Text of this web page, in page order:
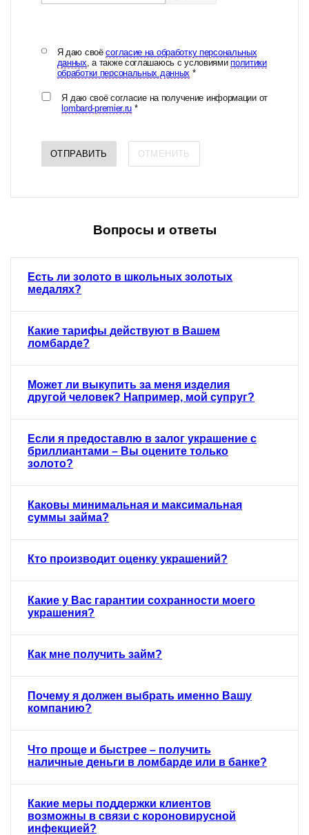
Я даю своёсогласие на обработку персональных
данных , а также соглашаюсь с условиямиполитики
обработки персональных данных *
Я даю своё согласие на получение информации от
lombard-premier.ru *
ОТПРАВИТЬ ОТМЕНИТЬ
Вопросы и ответы
Есть ли золото в школьных золотых
медалях?
Какие тарифы действуют в Вашем
ломбарде?
Может ли выкупить за меня изделия
другой человек? Например, мой супруг?
Если я предоставлю в залог украшение с
бриллиантами – Вы оцените только
золото?
Каковы минимальная и максимальная
суммы займа?
Кто производит оценку украшений?
Какие у Вас гарантии сохранности моего
украшения?
Как мне получить займ?
Почему я должен выбрать именно Вашу
компанию?
Что проще и быстрее – получить
наличные деньги в ломбарде или в банке?
Какие меры поддержки клиентов
возможны в связи с короновирусной
инфекцией?